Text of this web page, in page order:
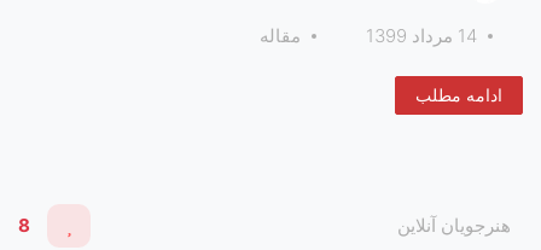
14 مرداد 1399 مقاله
ادامه مطلب
هنرجویان آنلاین 8